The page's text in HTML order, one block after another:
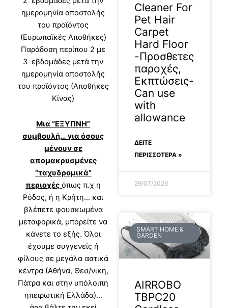
ημερομηνία αποστολής
του προϊόντος
(Ευρωπαϊκές Αποθήκες)
Παράδοση περίπου 2 με
3 εβδομάδες μετά την
ημερομηνία αποστολής
του προϊόντος (Αποθήκες
Κίνας)
Μια “ΕΞΥΠΝΗ”
συμβουλή… για όσους
μένουν σε
απομακρυσμένες
“ταχυδρομικά”
περιοχές όπως π.χ η
Ρόδος, ή η Κρήτη… και
βλέπετε φουσκωμένα
μεταφορικά, μπορείτε να
κάνετε το εξής. Όλοι
έχουμε συγγενείς ή
φίλους σε μεγάλα αστικά
κέντρα (Αθήνα, Θεσ/νικη,
Πάτρα και στην υπόλοιπη
ηπειρωτική Ελλάδα)…
Cleaner For
Pet Hair
Carpet
Hard Floor
-Προσθετες
παροχές,
Εκπτώσεις-
Can use
with
allowance
ΔΕΊΤΕ
ΠΕΡΙΣΣΟΤΕΡΑ »
29/07/2026
SMART HOME &
GARDEN
AIRROBO
TBPC20